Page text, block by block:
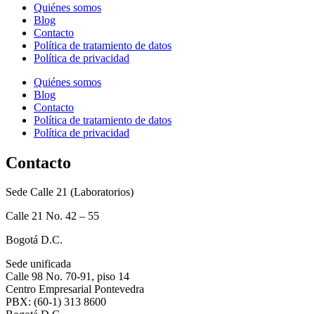
Quiénes somos
Blog
Contacto
Política de tratamiento de datos
Política de privacidad
Quiénes somos
Blog
Contacto
Política de tratamiento de datos
Política de privacidad
Contacto
Sede Calle 21 (Laboratorios)
Calle 21 No. 42 – 55
Bogotá D.C.
Sede unificada
Calle 98 No. 70-91, piso 14
Centro Empresarial Pontevedra
PBX: (60-1) 313 8600